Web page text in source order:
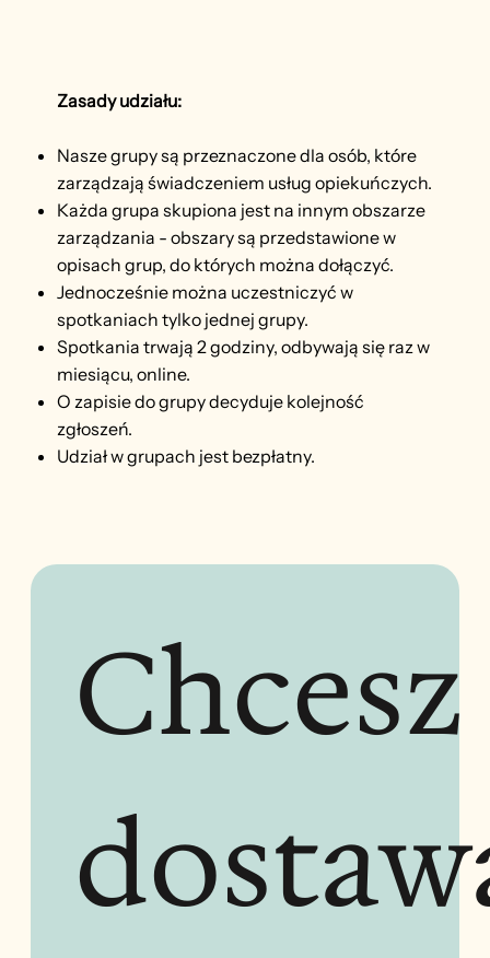
Zasady udziału:
Nasze grupy są przeznaczone dla osób, które
zarządzają świadczeniem usług opiekuńczych.
Każda grupa skupiona jest na innym obszarze
zarządzania - obszary są przedstawione w
opisach grup, do których można dołączyć.
Jednocześnie można uczestniczyć w
spotkaniach tylko jednej grupy.
Spotkania trwają 2 godziny, odbywają się raz w
miesiącu, online.
O zapisie do grupy decyduje kolejność
zgłoszeń.
Udział w grupach jest bezpłatny.
Chcesz